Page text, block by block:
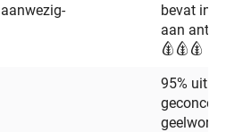
aanwezig-
bevat in
aan
95% uit